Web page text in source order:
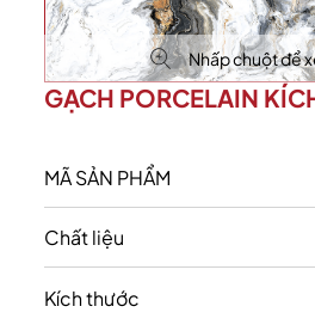
Nhấp chuột để
GẠCH PORCELAIN
MÃ SẢN PHẨM
Chất liệu
Kích thước